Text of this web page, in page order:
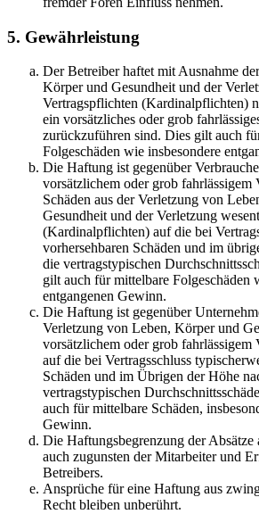
5. Gewährleistung
Der Betreiber haftet mit Ausnahme
Körper und Gesundheit und der
Vertragspflichten (Kardinalpflichten)
ein vorsätzliches oder grob
zurückzuführen sind. Dies gilt auch
Folgeschäden wie insbesondere
Die Haftung ist gegenüber
vorsätzlichem oder grob fahrlässigem
Schäden aus der Verletzung von
Gesundheit und der Verletzung
(Kardinalpflichten) auf die bei
vorhersehbaren Schäden und im
die vertragstypischen
gilt auch für mittelbare Folgeschäden
entgangenen Gewinn.
Die Haftung ist gegenüber
Verletzung von Leben, Körper und
vorsätzlichem oder grob fahrlässigem
auf die bei Vertragsschluss
Schäden und im Übrigen der Höhe
vertragstypischen
auch für mittelbare Schäden,
Gewinn.
Die Haftungsbegrenzung der Absätze
auch zugunsten der Mitarbeiter und
Betreibers.
Ansprüche für eine Haftung aus
Recht bleiben unberührt.